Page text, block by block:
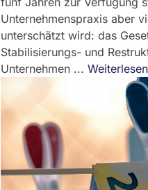
Unternehmenspraxis aber
unterschätzt wird: das
Stabilisierungs- und
Unternehmen ...Weiterlesen